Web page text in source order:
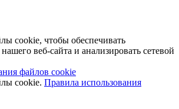
cookie, чтобы обеспечивать
веб-сайта и анализировать сетевой
файлов cookie
cookie. Правила использования